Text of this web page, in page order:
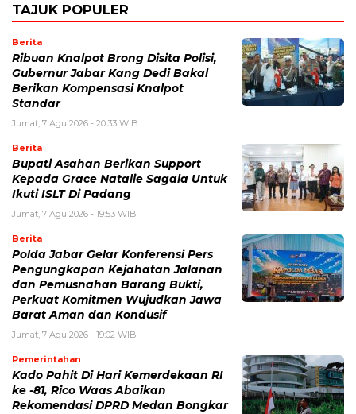
TAJUK POPULER
Berita
Ribuan Knalpot Brong Disita Polisi,
Gubernur Jabar Kang Dedi Bakal
Berikan Kompensasi Knalpot
Standar
Jumat, 7 Agu 2026 - 20:33 WIB
Berita
Bupati Asahan Berikan Support
Kepada Grace Natalie Sagala Untuk
Ikuti ISLT Di Padang
Jumat, 7 Agu 2026 - 19:53 WIB
Berita
Polda Jabar Gelar Konferensi Pers
Pengungkapan Kejahatan Jalanan
dan Pemusnahan Barang Bukti,
Perkuat Komitmen Wujudkan Jawa
Barat Aman dan Kondusif
Jumat, 7 Agu 2026 - 19:02 WIB
Pemerintahan
Kado Pahit Di Hari Kemerdekaan RI
ke -81, Rico Waas Abaikan
Rekomendasi DPRD Medan Bongkar